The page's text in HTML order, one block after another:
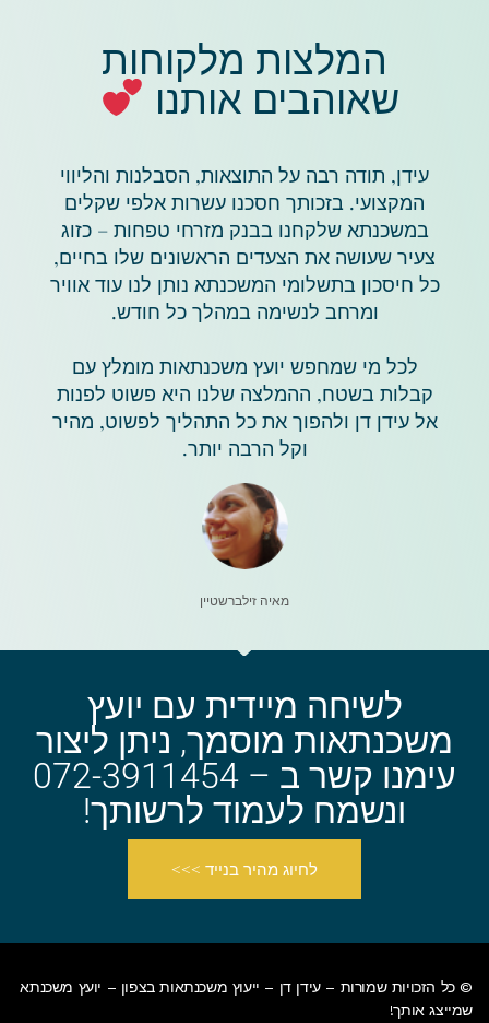
המלצות מלקוחות
שאוהבים אותנו
עידן, תודה רבה על התוצאות, הסבלנות והליווי
המקצועי. בזכותך חסכנו עשרות אלפי שקלים
במשכנתא שלקחנו בבנק מזרחי טפחות – כזוג
צעיר שעושה את הצעדים הראשונים שלו בחיים,
כל חיסכון בתשלומי המשכנתא נותן לנו עוד אוויר
ומרחב לנשימה במהלך כל חודש.
לכל מי שמחפש יועץ משכנתאות מומלץ עם
קבלות בשטח, ההמלצה שלנו היא פשוט לפנות
אל עידן דן ולהפוך את כל התהליך לפשוט, מהיר
וקל הרבה יותר.
מאיה זילברשטיין
לשיחה מיידית עם יועץ
משכנתאות מוסמך, ניתן ליצור
עימנו קשר ב – 072-3911454
ונשמח לעמוד לרשותך!
לחיוג מהיר בנייד >>>
© כל הזכויות שמורות – עידן דן – ייעוץ משכנתאות בצפון – יועץ משכנתא
שמייצג אותך!